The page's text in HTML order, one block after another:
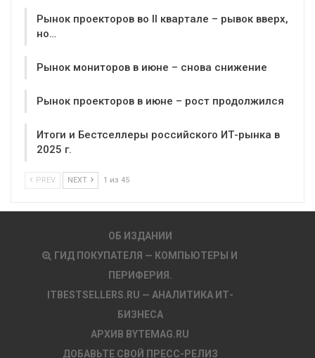
Рынок проекторов во II квартале – рывок вверх,
но…
Рынок мониторов в июне – снова снижение
Рынок проекторов в июне – рост продолжился
Итоги и Бестселлеры российского ИТ-рынка в
2025 г.
PREV NEXT 1 из 45
ОБ ИЗДАНИИ
ГИД ПОКУПАТЕЛЯ — КОМПЬЮТЕРЫ И
ПЕРИФЕРИЯ.
ITBESTSELLERS.RU — АНАЛИТИКА ИТ-
БИЗНЕСА
АРХИВ BYTEMAG.RU
ДОБАВЬТЕ СВОЙ ПРЕСС-РЕЛИЗ